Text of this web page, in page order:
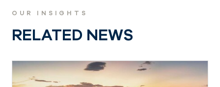
OUR INSIGHTS
RELATED NEWS